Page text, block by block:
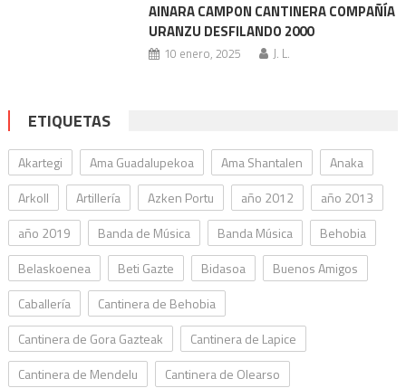
AINARA CAMPON CANTINERA COMPAÑÍA
URANZU DESFILANDO 2000
10 enero, 2025 J. L.
ETIQUETAS
Akartegi Ama Guadalupekoa Ama Shantalen
Anaka
Arkoll
Artillería Azken Portu año 2012
año 2013
año 2019
Banda de Música Banda Música
Behobia
Belaskoenea
Beti Gazte Bidasoa
Buenos Amigos
Caballería
Cantinera de Behobia
Cantinera de Gora Gazteak
Cantinera de Lapice
Cantinera de Mendelu
Cantinera de Olearso